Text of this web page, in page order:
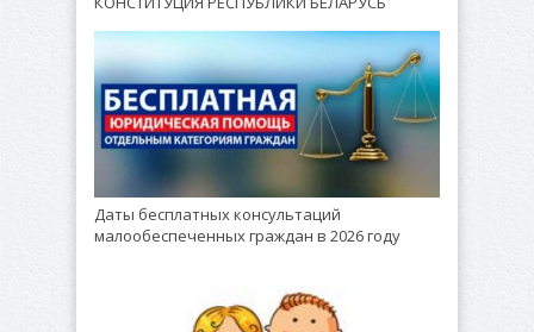
Даты бесплатных консультаций
малообеспеченных граждан в 2026 году